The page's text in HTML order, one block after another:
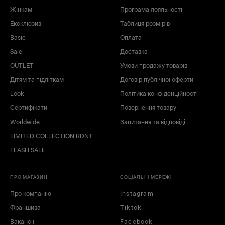
сірий
синій
блакитний
Жінкам
Ексклюзив
Basic
Sale
OUTLET
Дітям та підліткам
Look
Сертифікати
Worldwide
LIMITED COLLECTION RDNT
FLASH SALE
Програма лояльності
Таблиця розмірів
Оплата
Доставка
Умови продажу товарів
Договір публічної оферти
Політика конфіденційності
Повернення товару
Запитання та відповіді
ПРО МАГАЗИН
Про компанію
Франшиза
Вакансії
СОЦІАЛЬНІ МЕРЕЖІ
Instagram
Tiktok
Facebook